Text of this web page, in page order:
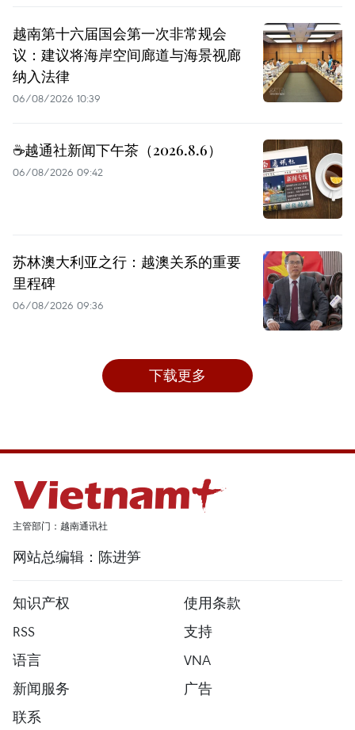
越南第十六届国会第一次非常规会
议：建议将海岸空间廊道与海景视廊
纳入法律
06/08/2026 10:39
☕️越通社新闻下午茶（2026.8.6）
06/08/2026 09:42
苏林澳大利亚之行：越澳关系的重要
里程碑
06/08/2026 09:36
下载更多
主管部门：越南通讯社
网站总编辑：陈进笋
知识产权
使用条款
RSS
支持
语言
VNA
新闻服务
广告
联系